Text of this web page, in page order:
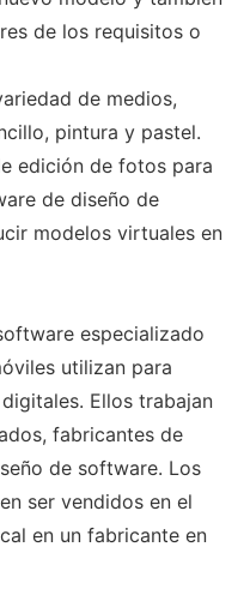
de los requisitos o
de medios,
pintura y pastel.
edición de fotos para
de diseño de
modelos virtuales en
especializado
utilizan para
Ellos trabajan
fabricantes de
de software. Los
ser vendidos en el
en un fabricante en